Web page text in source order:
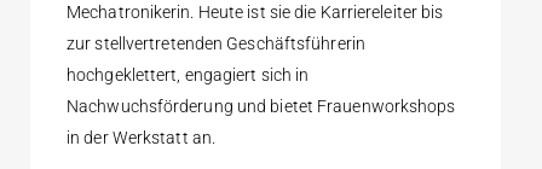
Mechatronikerin. Heute ist sie die Karriereleiter bis
zur stellvertretenden Geschäftsführerin
hochgeklettert, engagiert sich in
Nachwuchsförderung und bietet Frauenworkshops
in der Werkstatt an.